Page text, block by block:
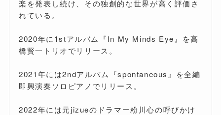
楽を発表し続け、その独創的な世界が高く評価さ
れている。
2020年に1stアルバム『In My Minds Eye』を高
橋賢一トリオでリリース。
2021年には2ndアルバム『spontaneous』を全編
即興演奏ソロピアノでリリース。
2022年には元jizueのドラマー粉川心の呼びかけ